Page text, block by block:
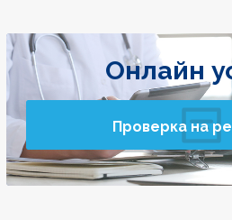
Онлайн
Проверка на